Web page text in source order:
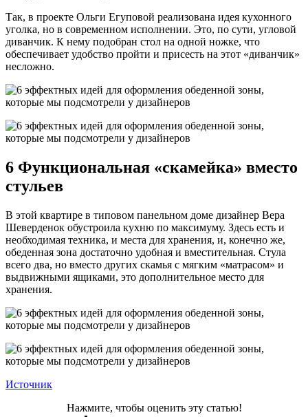
Так, в проекте Ольги Егуповой реализована идея кухонного
уголка, но в современном исполнении. Это, по сути, угловой
диванчик. К нему подобран стол на одной ножке, что
обеспечивает удобство пройти и присесть на этот «диванчик»
несложно.
6 Функциональная «скамейка» вместо
стульев
В этой квартире в типовом панельном доме дизайнер Вера
Шеверденок обустроила кухню по максимуму. Здесь есть и
необходимая техника, и места для хранения, и, конечно же,
обеденная зона достаточно удобная и вместительная. Стула
всего два, но вместо других скамья с мягким «матрасом» и
выдвижными ящиками, это дополнительное место для
хранения.
Источник
Нажмите, чтобы оценить эту статью!